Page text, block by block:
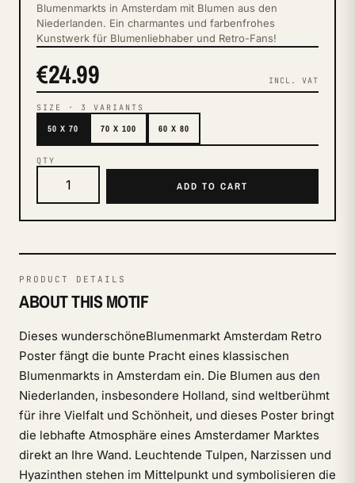
Blumenmarkts in Amsterdam mit Blumen aus den
Niederlanden. Ein charmantes und farbenfrohes
Kunstwerk für Blumenliebhaber und Retro-Fans!
€24.99 INCL. VAT
SIZE · 3 VARIANTS
50 X 70 70 X 100 60 X 80
QTY
ADD TO CART
PRODUCT DETAILS
ABOUT THIS MOTIF
Dieses wunderschöneBlumenmarkt Amsterdam Retro
Poster fängt die bunte Pracht eines klassischen
Blumenmarkts in Amsterdam ein. Die Blumen aus den
Niederlanden, insbesondere Holland, sind weltberühmt
für ihre Vielfalt und Schönheit, und dieses Poster bringt
die lebhafte Atmosphäre eines Amsterdamer Marktes
direkt an Ihre Wand. Leuchtende Tulpen, Narzissen und
Hyazinthen stehen im Mittelpunkt und symbolisieren die